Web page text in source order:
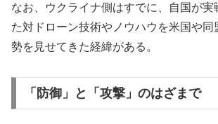
なお、ウクライナ側はすでに、自国が実
た対ドローン技術やノウハウを米国や同
勢を見せてきた経緯がある。
「防御」と「攻撃」のはざまで